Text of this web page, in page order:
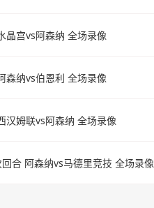
晶宫vs阿森纳 全场录像
森纳vs伯恩利 全场录像
汉姆联vs阿森纳 全场录像
合 阿森纳vs马德里竞技 全场录像